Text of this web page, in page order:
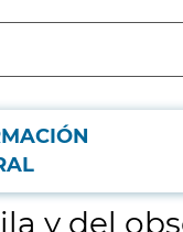
y del